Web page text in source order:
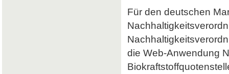
Für den deutschen
die Web-Anwendung